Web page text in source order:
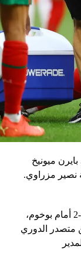
ميونيخ
نصير مزراوي.
وخرج المدافع المغربي مصابا خلال الخسارة 3-2 أمام بوخوم،
على بعد 8 نقاط من متصدر الدوري